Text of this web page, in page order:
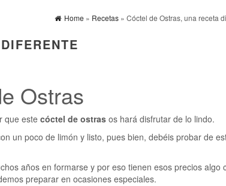
Home » Recetas» Cóctel de Ostras, una receta
Ostras
que este cóctel de ostras os hará disfrutar de lo lindo.
un poco de limón y listo, pues bien, debéis probar de
años en formarse y por eso tienen esos precios algo
preparar en ocasiones especiales.